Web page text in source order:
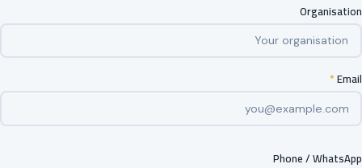
Organisation
Email
*
Phone / WhatsApp